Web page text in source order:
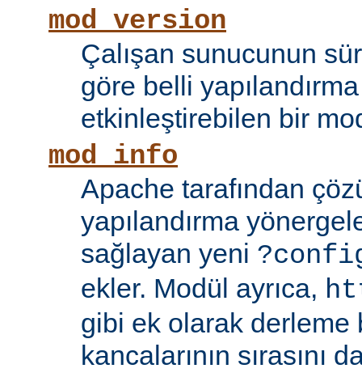
mod_version
Çalışan sunucunun
göre belli yapılandırma
etkinleştirebilen bir
mod_info
Apache tarafından
yapılandırma
sağlayan yeni
ekler. Modül ayrıca,
gibi ek olarak derleme
kancalarının sırasını